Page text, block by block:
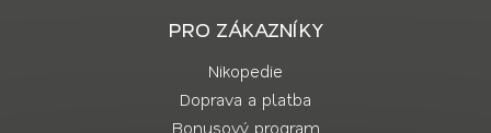
PRO ZÁKAZNÍKY
Nikopedie
Doprava a platba
Bonusový program